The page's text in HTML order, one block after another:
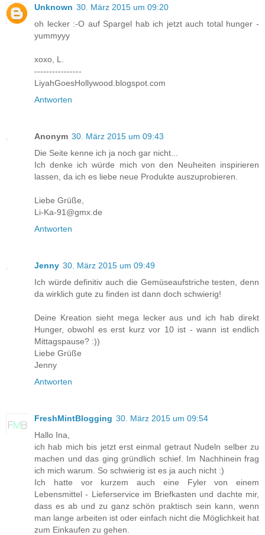
Unknown 30. März 2015 um 09:20
oh lecker :-O auf Spargel hab ich jetzt auch total hunger -
yummyyy
xoxo, L.
----------------
LiyahGoesHollywood.blogspot.com
Antworten
Anonym 30. März 2015 um 09:43
Die Seite kenne ich ja noch gar nicht...
Ich denke ich würde mich von den Neuheiten inspirieren
lassen, da ich es liebe neue Produkte auszuprobieren.
Liebe Grüße,
Li-Ka-91@gmx.de
Antworten
Jenny 30. März 2015 um 09:49
Ich würde definitiv auch die Gemüseaufstriche testen, denn
da wirklich gute zu finden ist dann doch schwierig!
Deine Kreation sieht mega lecker aus und ich hab direkt
Hunger, obwohl es erst kurz vor 10 ist - wann ist endlich
Mittagspause? :))
Liebe Grüße
Jenny
Antworten
FreshMintBlogging 30. März 2015 um 09:54
Hallo Ina,
ich hab mich bis jetzt erst einmal getraut Nudeln selber zu
machen und das ging gründlich schief. Im Nachhinein frag
ich mich warum. So schwierig ist es ja auch nicht :)
Ich hatte vor kurzem auch eine Fyler von einem
Lebensmittel - Lieferservice im Briefkasten und dachte mir,
dass es ab und zu ganz schön praktisch sein kann, wenn
man lange arbeiten ist oder einfach nicht die Möglichkeit hat
zum Einkaufen zu gehen.